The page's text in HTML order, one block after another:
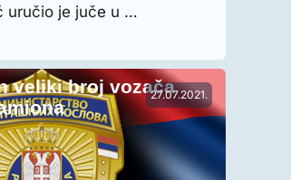
uručio je juče u …
27.07.2021.
veliki broj vozača